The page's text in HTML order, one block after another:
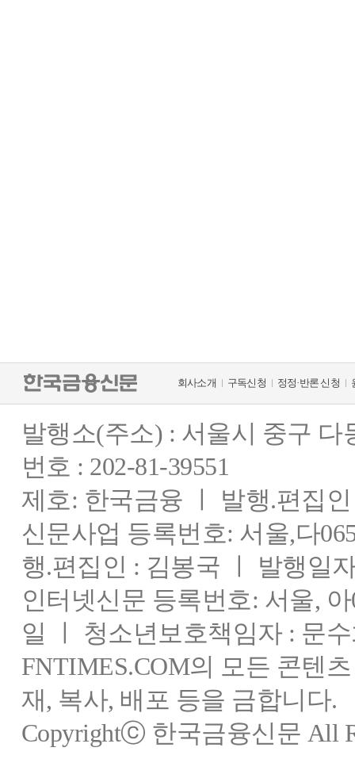
회사소개 구독신청 정정·반론 신청
발행소(주소) : 서울시 중구
번호 : 202-81-39551
제호: 한국금융 ㅣ 발행.편집
신문사업 등록번호: 서울,다
행.편집인 : 김봉국 ㅣ 발행일
인터넷신문 등록번호: 서울,
일 ㅣ 청소년보호책임자 : 문
FNTIMES.COM의 모든 콘텐
재, 복사, 배포 등을 금합니다.
Copyrightⓒ 한국금융신문 All